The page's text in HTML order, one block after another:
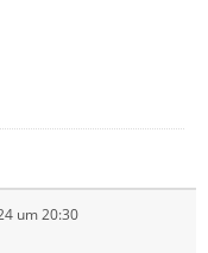
um 20:30